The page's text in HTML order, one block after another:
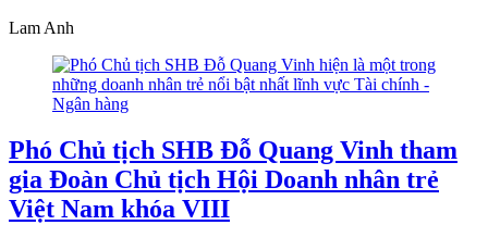
Lam Anh
Phó Chủ tịch SHB Đỗ Quang Vinh tham
gia Đoàn Chủ tịch Hội Doanh nhân trẻ
Việt Nam khóa VIII